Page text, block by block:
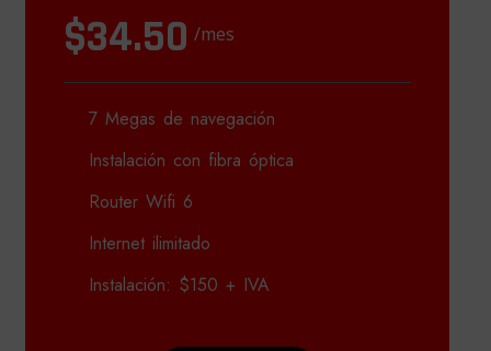
$34.50 /mes
7 Megas de navegación
Instalación con fibra óptica
Router Wifi 6
Internet ilimitado
Instalación: $150 + IVA